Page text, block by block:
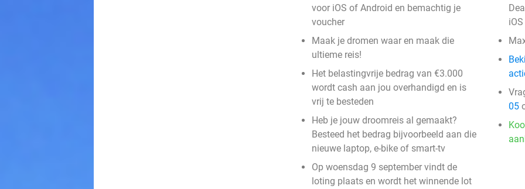
voor iOS of Android en bemachtig je
voucher
Maak je dromen waar en maak die
ultieme reis!
Het belastingvrije bedrag van €3.000
wordt cash aan jou overhandigd en is
vrij te besteden
Heb je jouw droomreis al gemaakt?
Besteed het bedrag bijvoorbeeld aan die
nieuwe laptop, e-bike of smart-tv
Op woensdag 9 september vindt de
loting plaats en wordt het winnende lot
05